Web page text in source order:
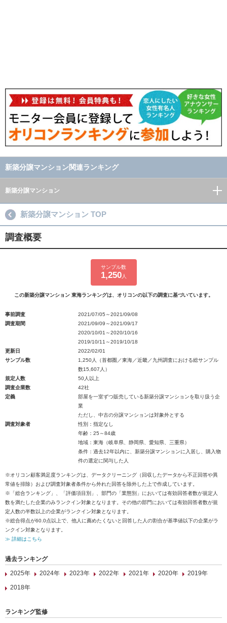
新築分譲マンション関連ランキング
新築分譲マンション
新築分譲マンション TOP
調査概要
サンプル数
1,250人
この新築分譲マンション 東海ランキングは、オリコンの以下の調査に基づいています。
事前調査
2021/07/05～2021/09/08
調査期間
2021/09/09～2021/09/17
2020/10/01～2020/10/16
2019/10/11～2019/10/18
更新日
2022/02/01
サンプル数
1,250人（首都圏／東海／近畿／九州調査における総サンプル
数15,607人）
規定人数
50人以上
調査企業数
42社
定義
部屋を一室ずつ販売している新築分譲マンションを取り扱う企
業
ただし、中古の分譲マンションは対象外とする
調査対象者
性別：指定なし
年齢：25～84歳
地域：東海（岐阜県、静岡県、愛知県、三重県）
条件：過去12年以内に、新築分譲マンションに入居し、購入物
件の選定に関与した人
※オリコン顧客満足度ランキングは、データクリーニング（回収したデータから不正回答や異
常値を排除）および調査対象者条件から外れた回答を除外した上で作成しています。
※「総合ランキング」、「評価項目別」、部門の「業態別」においては有効回答者数が規定人
数を満たした企業のみランクイン対象となります。その他の部門においては有効回答者数が規
定人数の半数以上の企業がランクイン対象となります。
※総合得点が60.0点以上で、他人に薦めたくないと回答した人の割合が基準値以下の企業がラ
ンクイン対象となります。
≫ 詳細はこちら
過去ランキング
2025年
2024年 2023年 2022年 2021年 2020年
2019年
2018年
ランキング監修